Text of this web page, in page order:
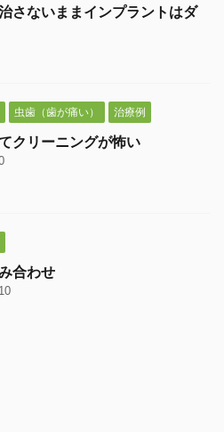
さないままインプラントはダ
虫歯（歯が痛い） 治療例
クリーニングが怖い
合わせ